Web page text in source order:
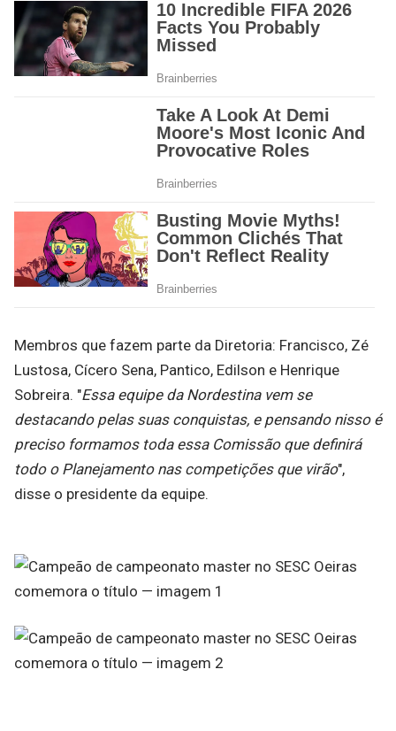
Membros que fazem parte da Diretoria: Francisco, Zé
Lustosa, Cícero Sena, Pantico, Edilson e Henrique
Sobreira. "Essa equipe da Nordestina vem se
destacando pelas suas conquistas, e pensando nisso é
preciso formamos toda essa Comissão que definirá
todo o Planejamento nas competições que virão",
disse o presidente da equipe.